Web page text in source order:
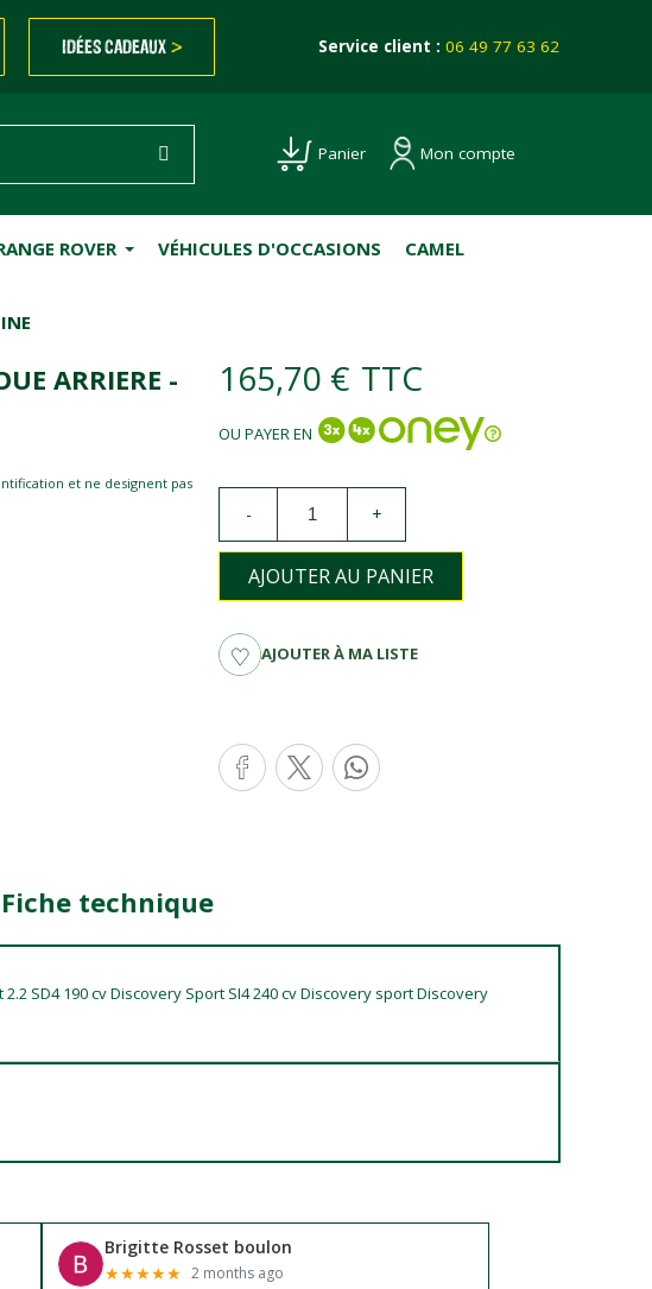
IDÉES CADEAUX > Service client :06 49 77 63 62
Panier Mon compte
ROVER VÉHICULES D'OCCASIONS CAMEL
ARRIERE -
et ne designent pas
165,70 € TTC
OU PAYER EN
- +
AJOUTER AU PANIER
AJOUTER À MA LISTE
Fiche technique
SD4 190 cv Discovery Sport SI4 240 cv Discovery sport Discovery
Brigitte Rosset boulon
★★★★★ 2 months ago